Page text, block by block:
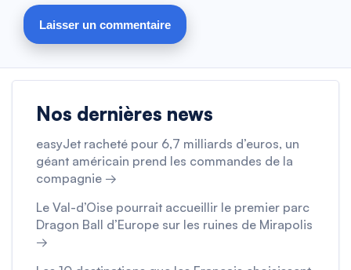
Nos dernières news
easyJet racheté pour 6,7 milliards d’euros, un
géant américain prend les commandes de la
compagnie →
Le Val-d’Oise pourrait accueillir le premier parc
Dragon Ball d’Europe sur les ruines de Mirapolis
→